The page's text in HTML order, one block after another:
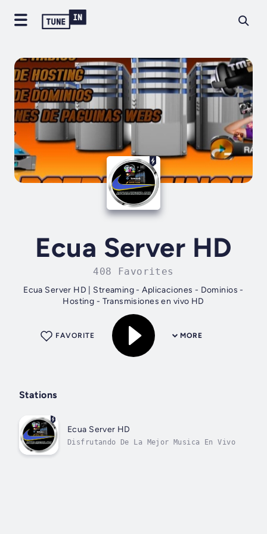
Ecua Server HD
408 Favorites
Ecua Server HD | Streaming - Aplicaciones - Dominios -
Hosting - Transmisiones en vivo HD
MORE
FAVORITE
Stations
Ecua Server HD
Disfrutando De La Mejor Musica En Vivo